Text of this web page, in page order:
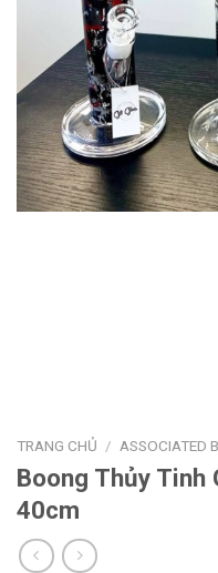
TRANG CHỦ / ASSOCIATED
Boong Thủy Tinh
40cm